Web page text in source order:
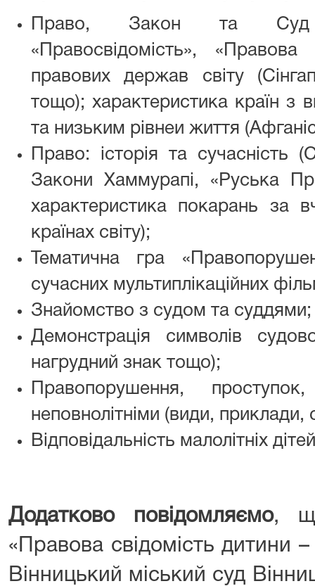
Право, Закон та Суд
«Правосвідомість», «Правова
правових держав світу
тощо); характеристика країн з
та низьким рівнеи життя
Право: історія та сучасність
Закони Хаммурапі, «Руська
характеристика покарань за
країнах світу);
Тематична гра
сучасних мультиплікаційних
Знайомство з судом та суддями;
Демонстрація символів
нагрудний знак тощо);
Правопорушення,
неповнолітніми (види, приклади,
Відповідальність малолітніх
Додатково повідомляємо,
«Правова свідомість дитини
Вінницький міський суд